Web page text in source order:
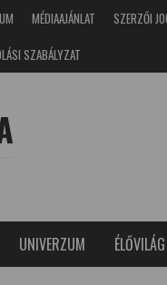
MÉDIAAJÁNLAT SZERZŐI
SZABÁLYZAT
UNIVERZUM ÉLŐVILÁG